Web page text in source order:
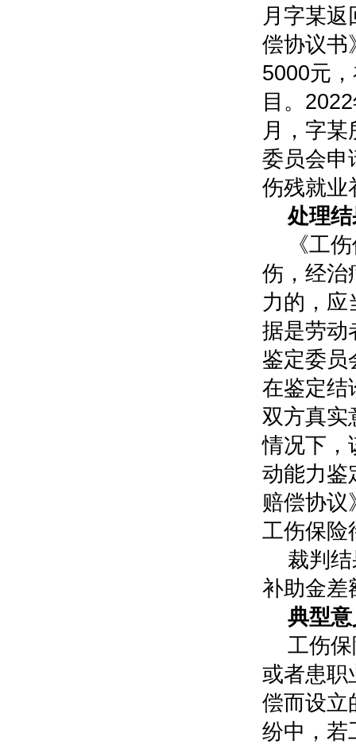
月字某
偿协议书
5000元
目。
月，字
委员会申
伤残就业
处理
《工
伤，经治
力的，应
据是劳动
鉴定委员
在鉴定结
双方真实
情况下，
动能力鉴
赔偿协议
工伤保险
裁判
补助金差
典型
工伤
或者患职
偿而设立
纷中，若